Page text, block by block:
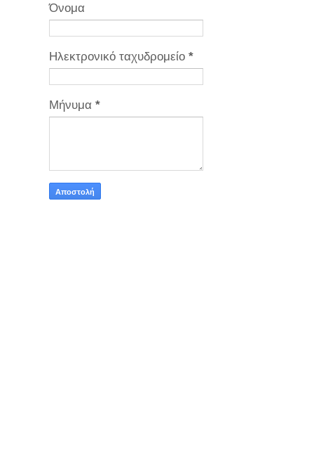
Όνομα
Ηλεκτρονικό ταχυδρομείο *
Μήνυμα *